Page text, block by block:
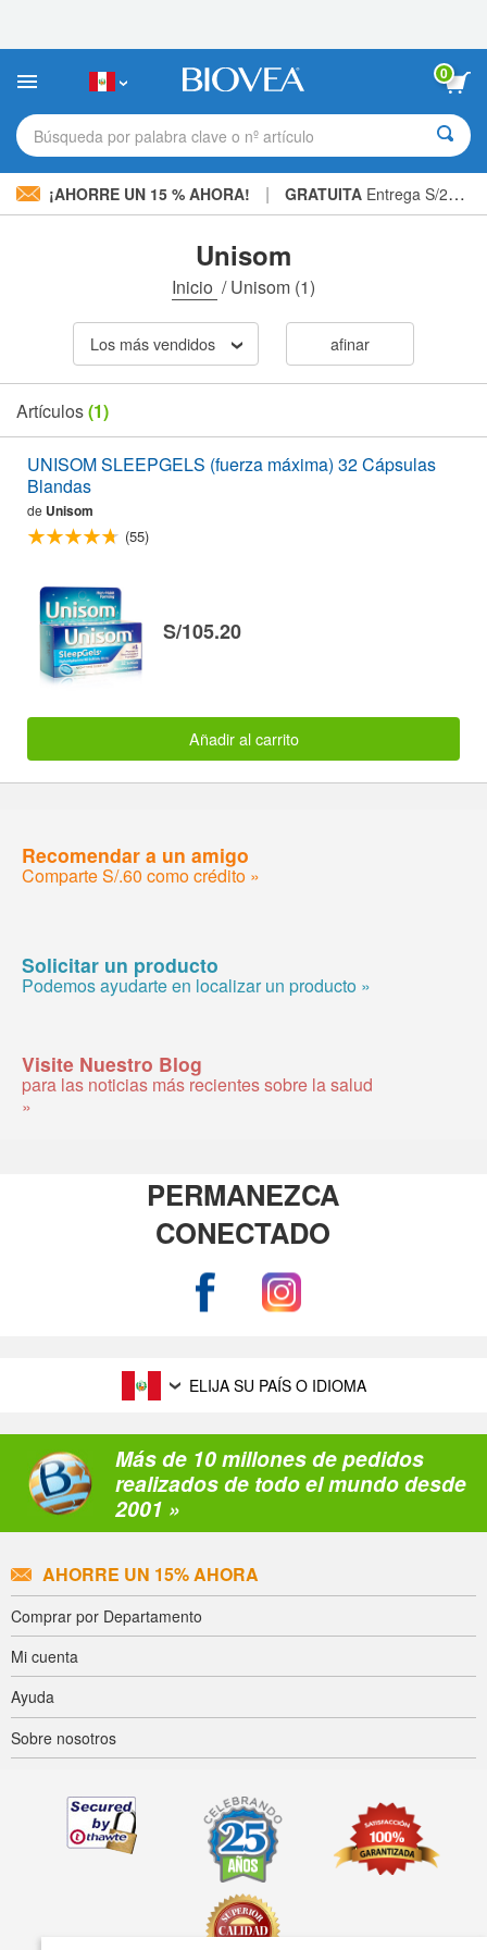
sitio
incluye
sistema
de
0
Búsqueda por palabra clave o nº artículo
¡AHORRE UN 15 % AHORA! | GRATUITA Entrega S/234.00 »
Unisom
Inicio /Unisom (1)
Los más vendidos afinar
Artículos(1)
UNISOM SLEEPGELS (fuerza máxima) 32 Cápsulas
Blandas
de Unisom
(55)
S/105.20
Añadir al carrito
Recomendar a un amigo
Comparte S/.60 como crédito »
Solicitar un producto
Podemos ayudarte en localizar un producto »
Visite Nuestro Blog
para las noticias más recientes sobre la salud
»
PERMANEZCA
CONECTADO
ELIJA SU PAÍS O IDIOMA
Más de 10 millones de pedidos
realizados de todo el mundo desde
2001 »
AHORRE UN 15% AHORA
Comprar por Departamento
Mi cuenta
Ayuda
Sobre nosotros